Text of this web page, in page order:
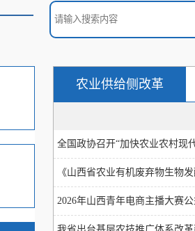
农业供给侧改革
全国政协召开“加快农业农村现
《山西省农业有机废弃物生物
2026年山西青年电商主播大赛